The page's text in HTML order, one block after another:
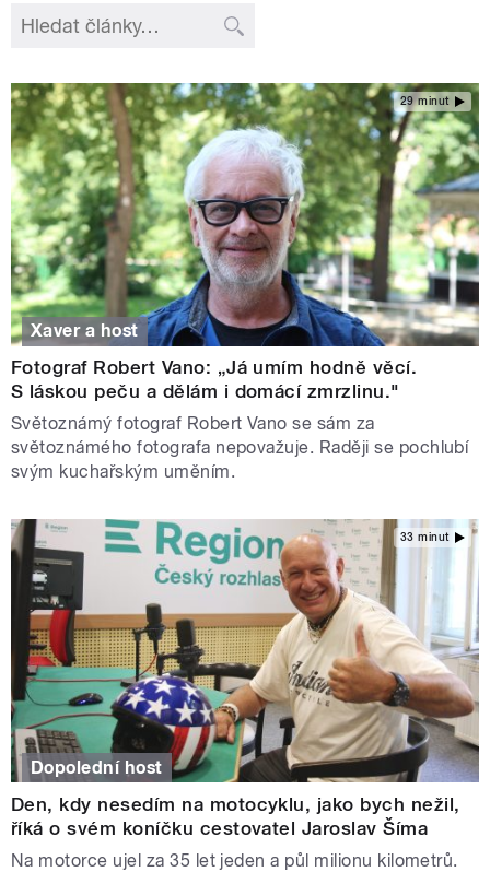
29 minut
Xaver a host
Fotograf Robert Vano: „Já umím hodně věcí.
S láskou peču a dělám i domácí zmrzlinu."
Světoznámý fotograf Robert Vano se sám za
světoznámého fotografa nepovažuje. Raději se pochlubí
svým kuchařským uměním.
33 minut
Dopolední host
Den, kdy nesedím na motocyklu, jako bych nežil,
říká o svém koníčku cestovatel Jaroslav Šíma
Na motorce ujel za 35 let jeden a půl milionu kilometrů.